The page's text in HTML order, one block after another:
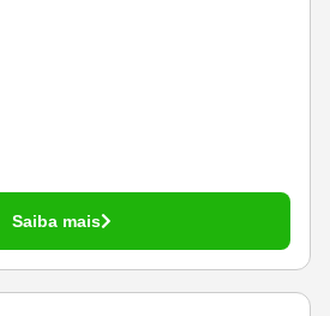
Saiba mais